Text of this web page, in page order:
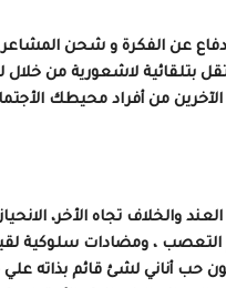
عن الفكرة و شحن المشاعر
بتلقائية لاشعورية من
الآخرين من أفراد محيطك
والخلاف تجاه الأخر،
، ومضادات سلوكية
أناني لشئ قائم بذاته علي